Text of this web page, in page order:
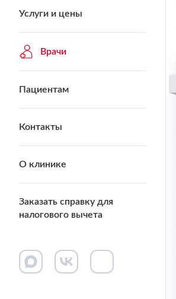
Услуги и цены
Врачи
Пациентам
Контакты
О клинике
Заказать справку для
налогового вычета